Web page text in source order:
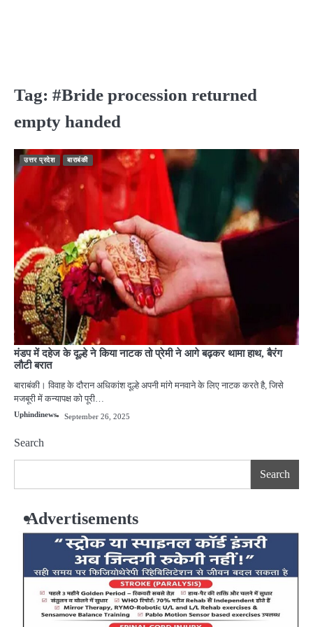
Tag: #Bride procession returned
empty handed
उत्तर प्रदेश बाराबंकी
मंडप में दहेज के दूल्हे ने किया नाटक तो प्रेमी ने आगे बढ़कर थामा हाथ, बैरंग
लौटी बरात
बाराबंकी। विवाह के दौरान अधिकांश दूल्हे अपनी मांगे मनवाने के लिए नाटक करते है, जिसे
मजबूरी में कन्यापक्ष को पूरी…
Uphindinews September 26, 2025
Search
Search
Advertisements